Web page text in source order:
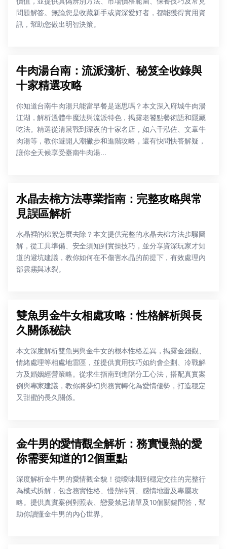
問題解答。無論您是收藏新手或資深愛好者，都能獲得實用資
訊，幫助您做出明智決策。
牛肉湯台南：流派淺析、秘笈全收錄與
十家精選攻略
你知道台南牛肉湯只能當早餐是迷思嗎？本文深入府城牛肉湯
江湖，解析溫體牛魔法與流派特色，揭露老饕點餐術語和隱藏
吃法。精選從清晨戰到深夜的十家名店，如六千泓佐、文章牛
肉湯等，教你避開人潮撇步和進階攻略，還有快問快答解疑，
讓你全天候享受臺南牛肉湯...
水晶去棉方法專業指南：完整攻略與常
見誤區解析
水晶裡的棉絮怎麼去除？本文提供完整的水晶去棉方法步驟圖
解，從工具準備、安全須知到實操技巧，並分享資深玩家才知
道的避坑建議，教你如何在不傷害水晶的前提下，有效處理內
部雲霧與冰裂。
雙魚男金牛女相處攻略：性格解析與長
久關係秘訣
本文深度解析雙魚男與金牛女的根本性格差異，揭露金錢觀、
情緒處理等相處地雷區，並提供實用技巧如約會企劃、冷戰解
方及婚姻經營策略。從求生指南到進階分工心法，搭配真實案
例與專家建議，教你將夢幻與務實轉化為愛情優勢，打造穩定
又甜蜜的長久關係。
金牛男的愛情觀全解析：務實慢熱的愛
你需要知道的12個重點
深度解析金牛男的愛情觀全貌！從曖昧期到穩定交往的完整行
為模式拆解，包含務實性格、慢熱特質、感情地雷及專屬攻
略。提供真實案例對照表、戀愛禁忌清單及10個關鍵問答，幫
助你讀懂金牛男的內心世界。